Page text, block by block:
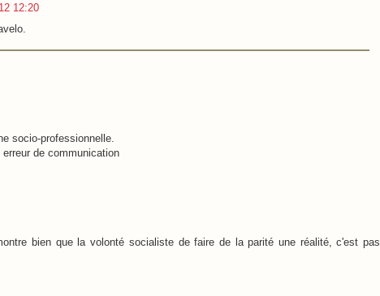
12:20
socio-professionnelle.
de communication
bien que la volonté socialiste de faire de la parité une réalité, c'est pas